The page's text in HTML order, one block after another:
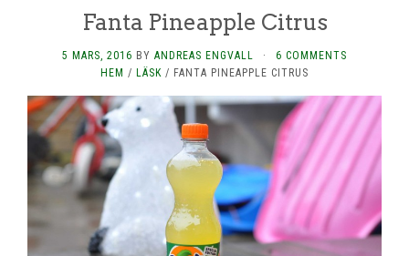
Fanta Pineapple Citrus
5 MARS, 2016 BY ANDREAS ENGVALL ·
6 COMMENTS
HEM / LÄSK / FANTA PINEAPPLE CITRUS